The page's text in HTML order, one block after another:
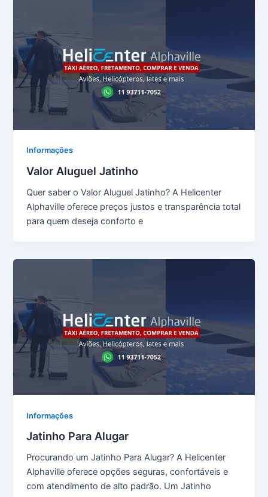
Informações
Valor Aluguel Jatinho
Quer saber o Valor Aluguel Jatinho? A Helicenter
Alphaville oferece preços justos e transparência total
para quem deseja conforto e
Informações
Jatinho Para Alugar
Procurando um Jatinho Para Alugar? A Helicenter
Alphaville oferece opções seguras, confortáveis e
com atendimento de alto padrão. Um Jatinho